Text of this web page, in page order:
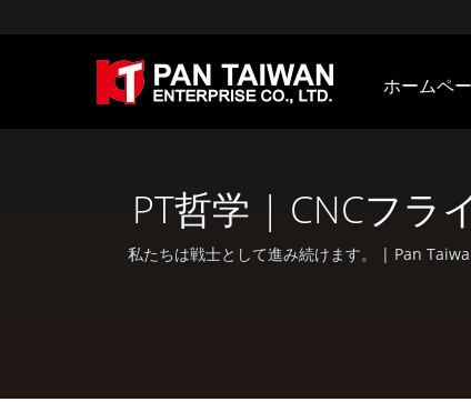
ホームペ
PT哲学 | CNCフラ
私たちは戦士として進み続けます。 | Pan